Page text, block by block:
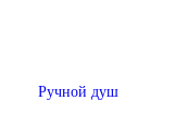
Ручной душ